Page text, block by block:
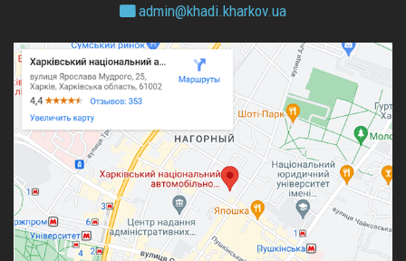
admin@khadi.kharkov.ua